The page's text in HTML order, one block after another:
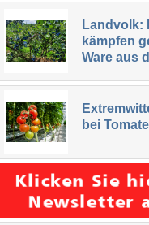
Landvolk:
kämpfen
Ware aus
bei